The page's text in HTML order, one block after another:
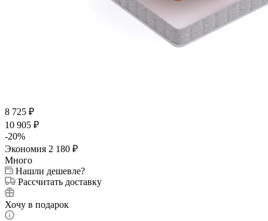
8 725 ₽
10 905 ₽
-20%
Экономия 2 180 ₽
Много
Нашли дешевле?
Рассчитать доставку
Хочу в подарок